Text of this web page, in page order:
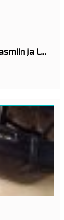
Pesukapslid Jasmiin ja Lavendel 100tk